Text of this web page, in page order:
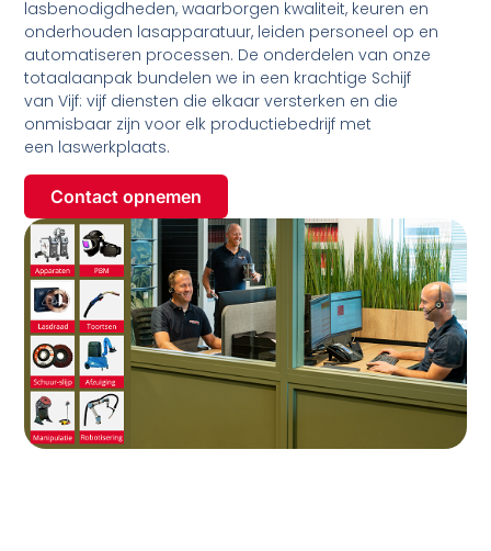
lasbenodigdheden, waarborgen kwaliteit, keuren en
onderhouden lasapparatuur, leiden personeel op en
automatiseren processen. De onderdelen van onze
totaalaanpak bundelen we in een krachtige Schijf
van Vijf: vijf diensten die elkaar versterken en die
onmisbaar zijn voor elk productiebedrijf met
een laswerkplaats.
Contact opnemen